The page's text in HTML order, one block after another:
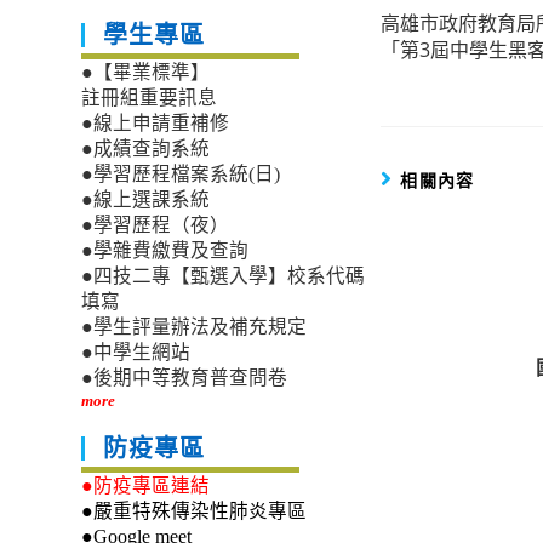
more
articles
高雄市政府教育
「第3屆中學生黑
相關內容
學生專區
●【畢業標準】
註冊組重要訊息
●線上申請重補修
●成績查詢系統
●學習歷程檔案系統(日)
●線上選課系統
●學習歷程（夜）
●學雜費繳費及查詢
●四技二專【甄選入學】校系代碼
填寫
●學生評量辦法及補充規定
●中學生網站
●後期中等教育普查問卷
more
防疫專區
●防疫專區連結
●嚴重特殊傳染性肺炎專區
●Google meet